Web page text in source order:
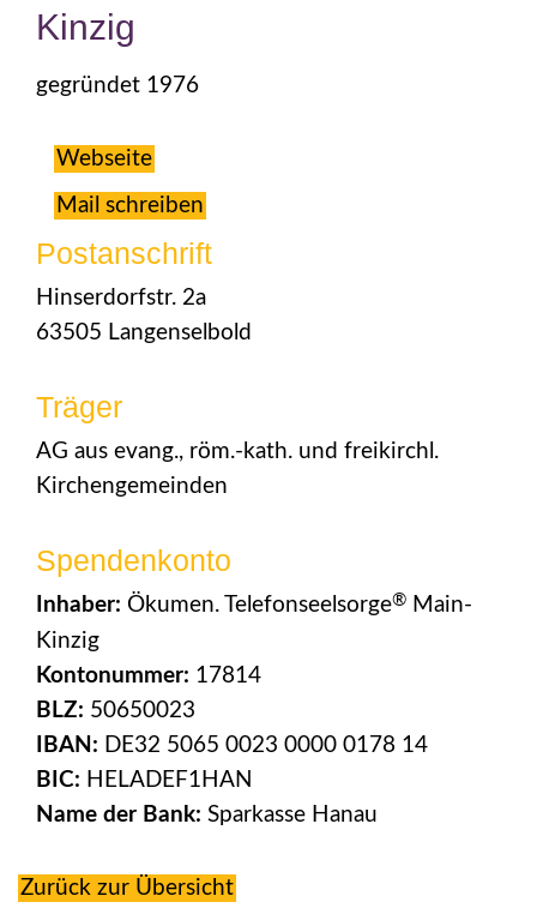
Kinzig
gegründet 1976
Webseite
Mail schreiben
Postanschrift
Hinserdorfstr. 2a
63505 Langenselbold
Träger
AG aus evang., röm.-kath. und freikirchl.
Kirchengemeinden
Spendenkonto
Inhaber: Ökumen. Telefonseelsorge® Main-
Kinzig
Kontonummer: 17814
BLZ: 50650023
IBAN: DE32 5065 0023 0000 0178 14
BIC: HELADEF1HAN
Name der Bank: Sparkasse Hanau
Zurück zur Übersicht